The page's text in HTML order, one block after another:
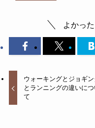
よかっ
ウォーキングとジョギ
とランニングの違いに
て